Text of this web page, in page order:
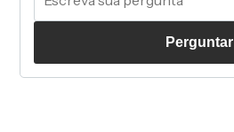
Perguntar